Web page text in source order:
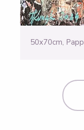
50x70cm, Papp